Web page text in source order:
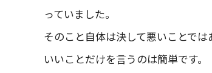
っていました。
そのこと自体は決して悪いことでは
いいことだけを言うのは簡単です。